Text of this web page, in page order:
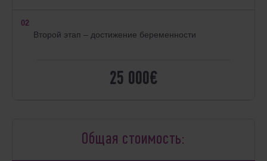
02
Второй этап – достижение беременности
25 000€
Общая стоимость: